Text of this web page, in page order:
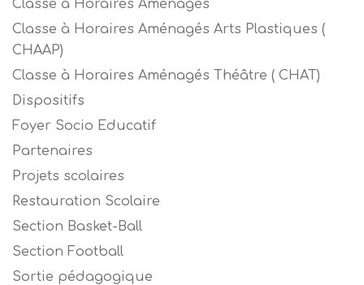
Classe à Horaires Aménagés
Classe à Horaires Aménagés Arts Plastiques (
CHAAP)
Classe à Horaires Aménagés Théâtre ( CHAT)
Dispositifs
Foyer Socio Educatif
Partenaires
Projets scolaires
Restauration Scolaire
Section Basket-Ball
Section Football
Sortie pédagogique